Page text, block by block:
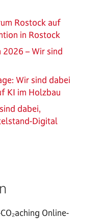
Rostock auf
in Rostock
– Wir sind
Wir sind dabei
KI im Holzbau
dabei,
Digital
Online-